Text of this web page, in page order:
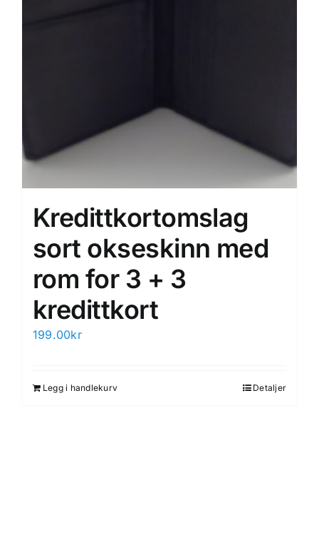
Kredittkortomslag
sort okseskinn med
rom for 3 + 3
kredittkort
199.00kr
Legg i handlekurv Detaljer